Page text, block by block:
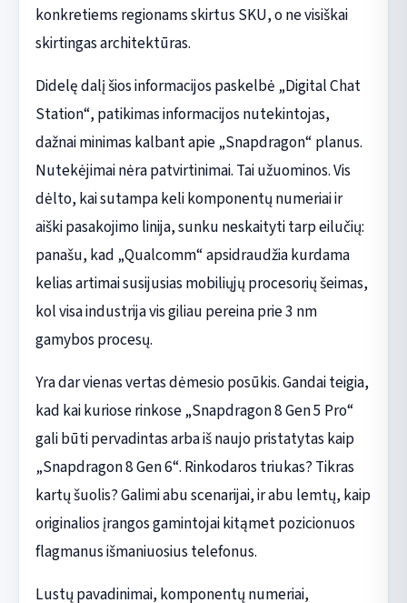
konkretiems regionams skirtus SKU, o ne visiškai
skirtingas architektūras.
Didelę dalį šios informacijos paskelbė „Digital Chat
Station“, patikimas informacijos nutekintojas,
dažnai minimas kalbant apie „Snapdragon“ planus.
Nutekėjimai nėra patvirtinimai. Tai užuominos. Vis
dėlto, kai sutampa keli komponentų numeriai ir
aiški pasakojimo linija, sunku neskaityti tarp eilučių:
panašu, kad „Qualcomm“ apsidraudžia kurdama
kelias artimai susijusias mobiliųjų procesorių šeimas,
kol visa industrija vis giliau pereina prie 3 nm
gamybos procesų.
Yra dar vienas vertas dėmesio posūkis. Gandai teigia,
kad kai kuriose rinkose „Snapdragon 8 Gen 5 Pro“
gali būti pervadintas arba iš naujo pristatytas kaip
„Snapdragon 8 Gen 6“. Rinkodaros triukas? Tikras
kartų šuolis? Galimi abu scenarijai, ir abu lemtų, kaip
originalios įrangos gamintojai kitąmet pozicionuos
flagmanus išmaniuosius telefonus.
Lustų pavadinimai, komponentų numeriai,